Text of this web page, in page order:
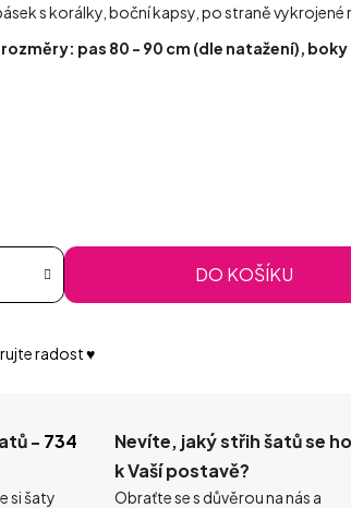
s korálky, boční kapsy, po straně vykrojené
pas 80 - 90 cm (dle natažení), boky
DO KOŠÍKU
radost ♥️
- 734
si šaty
Nevíte, jaký střih šatů se
k Vaší postavě?
Obraťte se s důvěrou na nás a